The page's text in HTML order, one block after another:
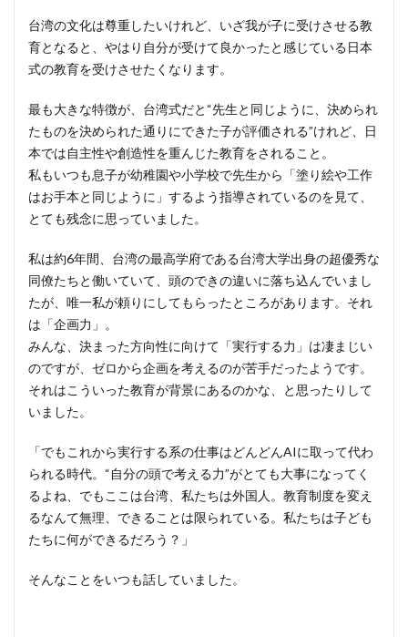
2.4
「み
んな
家」
が生
徒3人
から
スタ
ー
ト。
3
彼女
が
「み
の
家」
で大
切に
いる
こ
と。
3.1
子ど
ちが
台湾の文化は尊重したいけれど、いざ我が子に受けさせる教
育となると、やはり自分が受けて良かったと感じている日本
式の教育を受けさせたくなります。
最も大きな特徴が、台湾式だと“先生と同じように、決められ
たものを決められた通りにできた子が評価される”けれど、日
本では自主性や創造性を重んじた教育をされること。
私もいつも息子が幼稚園や小学校で先生から「塗り絵や工作
はお手本と同じように」するよう指導されているのを見て、
とても残念に思っていました。
私は約6年間、台湾の最高学府である台湾大学出身の超優秀な
同僚たちと働いていて、頭のできの違いに落ち込んでいまし
たが、唯一私が頼りにしてもらったところがあります。それ
は「企画力」。
みんな、決まった方向性に向けて「実行する力」は凄まじい
のですが、ゼロから企画を考えるのが苦手だったようです。
それはこういった教育が背景にあるのかな、と思ったりして
いました。
「でもこれから実行する系の仕事はどんどんAIに取って代わ
られる時代。“自分の頭で考える力”がとても大事になってく
るよね、でもここは台湾、私たちは外国人。教育制度を変え
るなんて無理、できることは限られている。私たちは子ども
たちに何ができるだろう？」
そんなことをいつも話していました。